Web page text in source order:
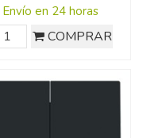
Envío en 24 horas
COMPRAR